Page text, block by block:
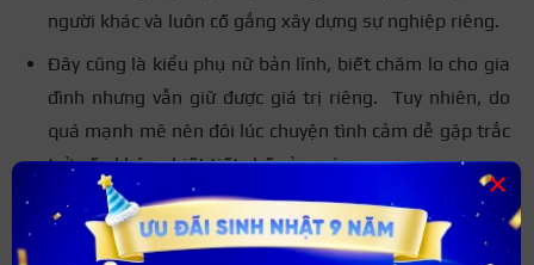
người khác và luôn cố gắng xây dựng sự nghiệp riêng.
Đây cũng là kiểu phụ nữ bản lĩnh, biết chăm lo cho gia
đình nhưng vẫn giữ được giá trị riêng. Tuy nhiên, do
quá mạnh mẽ nên đôi lúc chuyện tình cảm dễ gặp trắc
trở nếu không biết tiết chế cảm xúc.
×